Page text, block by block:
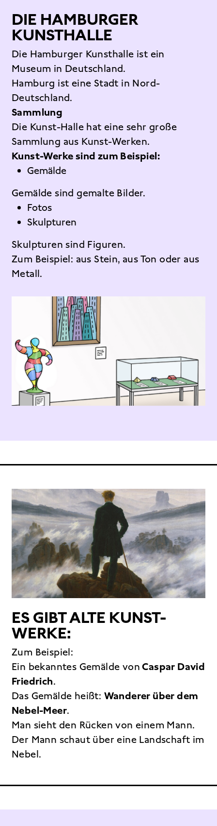
DIE HAMBURGER
KUNSTHALLE
Die Hamburger Kunsthalle ist ein
Museum in Deutschland.
Hamburg ist eine Stadt in Nord-
Deutschland.
Sammlung
Die Kunst-Halle hat eine sehr große
Sammlung aus Kunst-Werken.
Kunst-Werke sind zum Beispiel:
Gemälde
Gemälde sind gemalte Bilder.
Fotos
Skulpturen
Skulpturen sind Figuren.
Zum Beispiel: aus Stein, aus Ton oder aus
Metall.
ES GIBT ALTE KUNST-
WERKE:
Zum Beispiel:
Ein bekanntes Gemälde vonCaspar David
Friedrich.
Das Gemälde heißt: Wanderer über dem
Nebel-Meer.
Man sieht den Rücken von einem Mann.
Der Mann schaut über eine Landschaft im
Nebel.